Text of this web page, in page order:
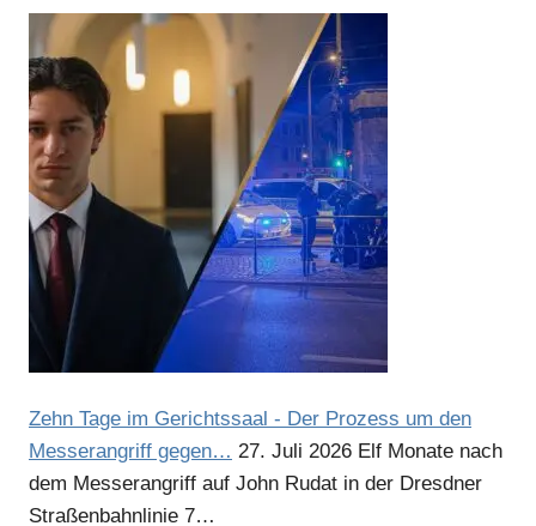
Anzeige
Anzeige
Anzeige
Anzeige
Zehn Tage im Gerichtssaal - Der Prozess um den
Messerangriff gegen… 27. Juli 2026 Elf Monate nach
dem Messerangriff auf John Rudat in der Dresdner
Straßenbahnlinie 7…